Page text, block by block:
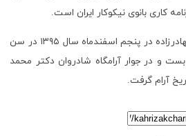
کاری بانوی نیکوکار ایران است.
سرانجام بانو اشرف قندهاری بهادرزاده در پنجم اسفندماه سال ۱۳۹۵ در سن
بست و در جوار آرامگاه شادروان دکتر محمد
آرام گرفت.